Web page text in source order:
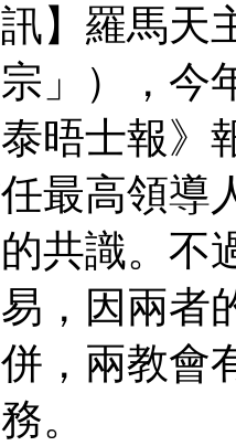
訊】羅馬
」），今
晤士報》
最高領導
共識。不
，因兩者
，兩教會
。